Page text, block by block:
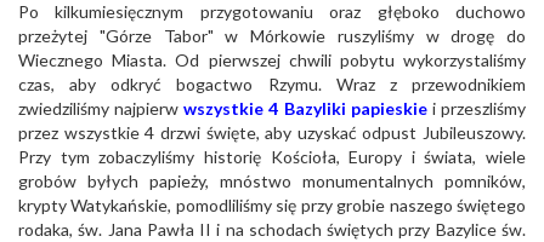
Po kilkumiesięcznym przygotowaniu oraz głęboko duchowo
przeżytej "Górze Tabor" w Mórkowie ruszyliśmy w drogę do
Wiecznego Miasta. Od pierwszej chwili pobytu wykorzystaliśmy
czas, aby odkryć bogactwo Rzymu. Wraz z przewodnikiem
zwiedziliśmy najpierwwszystkie 4 Bazyliki papieskiei przeszliśmy
przez wszystkie 4 drzwi święte, aby uzyskać odpust Jubileuszowy.
Przy tym zobaczyliśmy historię Kościoła, Europy i świata, wiele
grobów byłych papieży, mnóstwo monumentalnych pomników,
krypty Watykańskie, pomodliliśmy się przy grobie naszego świętego
rodaka, św. Jana Pawła II i na schodach świętych przy Bazylice św.